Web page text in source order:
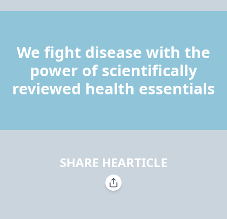
We fight disease with the
power of scientifically
reviewed health essentials
SHARE HEARTICLE